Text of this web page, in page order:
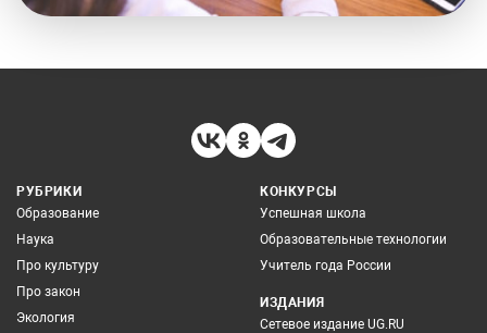
РУБРИКИ
Образование
Наука
Про культуру
Про закон
Экология
КОНКУРСЫ
Успешная школа
Образовательные технологии
Учитель года России
ИЗДАНИЯ
Сетевое издание UG.RU